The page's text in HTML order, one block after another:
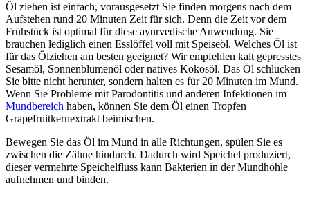
Öl ziehen ist einfach, vorausgesetzt Sie finden morgens nach dem
Aufstehen rund 20 Minuten Zeit für sich. Denn die Zeit vor dem
Frühstück ist optimal für diese ayurvedische Anwendung. Sie
brauchen lediglich einen Esslöffel voll mit Speiseöl. Welches Öl ist
für das Ölziehen am besten geeignet? Wir empfehlen kalt gepresstes
Sesamöl, Sonnenblumenöl oder natives Kokosöl. Das Öl schlucken
Sie bitte nicht herunter, sondern halten es für 20 Minuten im Mund.
Wenn Sie Probleme mit Parodontitis und anderen Infektionen im
Mundbereich haben, können Sie dem Öl einen Tropfen
Grapefruitkernextrakt beimischen.
Bewegen Sie das Öl im Mund in alle Richtungen, spülen Sie es
zwischen die Zähne hindurch. Dadurch wird Speichel produziert,
dieser vermehrte Speichelfluss kann Bakterien in der Mundhöhle
aufnehmen und binden.